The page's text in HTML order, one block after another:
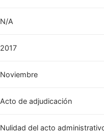
N/A
2017
Noviembre
Acto de adjudicación
Nulidad del acto